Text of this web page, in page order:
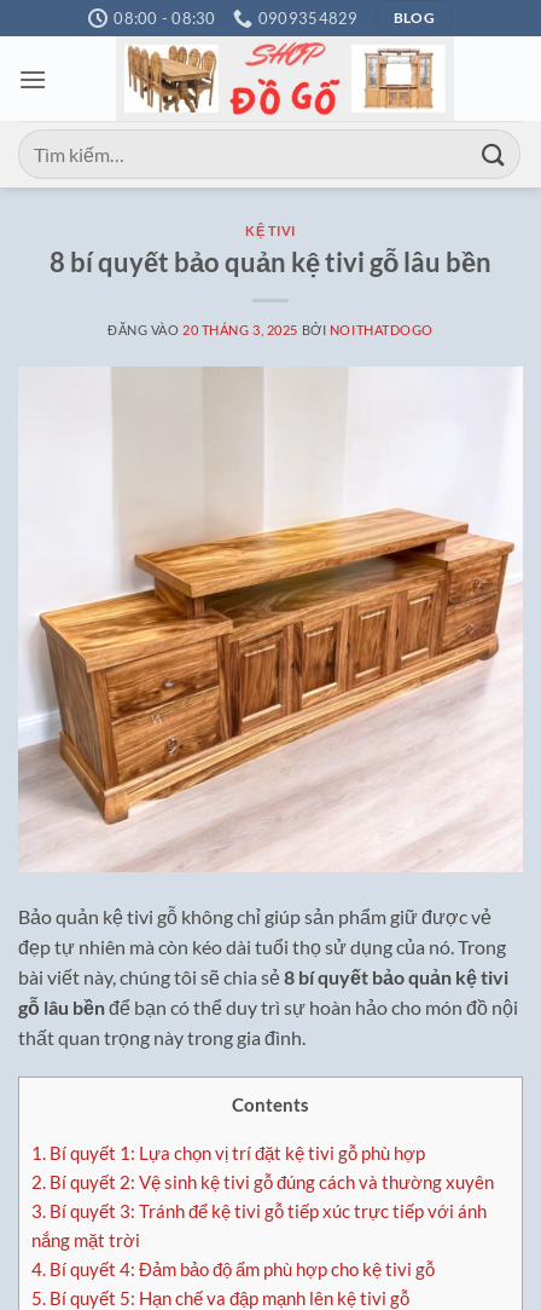
qua
nội
08:00 - 08:30 0909354829 BLOG
Tìm
kiếm:
KỆ TIVI
8 bí quyết bảo quản kệ tivi gỗ lâu bền
ĐĂNG VÀO 20 THÁNG 3, 2025 BỞI NOITHATDOGO
Bảo quản kệ tivi gỗ không chỉ giúp sản phẩm giữ được vẻ
đẹp tự nhiên mà còn kéo dài tuổi thọ sử dụng của nó. Trong
bài viết này, chúng tôi sẽ chia sẻ8 bí quyết bảo quản kệ tivi
gỗ lâu bềnđể bạn có thể duy trì sự hoàn hảo cho món đồ nội
thất quan trọng này trong gia đình.
Contents
1. Bí quyết 1: Lựa chọn vị trí đặt kệ tivi gỗ phù hợp
2. Bí quyết 2: Vệ sinh kệ tivi gỗ đúng cách và thường xuyên
3. Bí quyết 3: Tránh để kệ tivi gỗ tiếp xúc trực tiếp với ánh
nắng mặt trời
4. Bí quyết 4: Đảm bảo độ ẩm phù hợp cho kệ tivi gỗ
5. Bí quyết 5: Hạn chế va đập mạnh lên kệ tivi gỗ